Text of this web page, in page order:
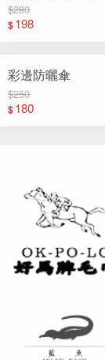
$280
$198
彩邊防曬傘
$250
$180